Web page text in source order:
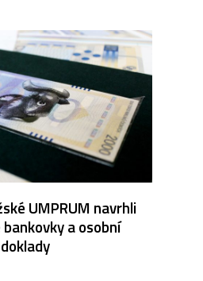
UMPRUM navrhli
a osobní
doklady